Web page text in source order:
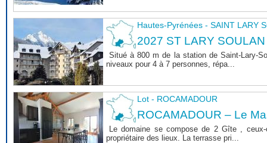
Hautes-Pyrénées - SAINT LARY
2027 ST LARY SOULAN
Situé à 800 m de la station de Saint-Lary-
niveaux pour 4 à 7 personnes, répa...
Lot - ROCAMADOUR
ROCAMADOUR – Le
Le domaine se compose de 2 Gîte ,
propriétaire des lieux. La terrasse pri...